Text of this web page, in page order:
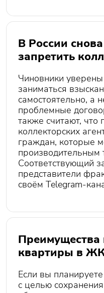
В России
запретить
Чиновники
заниматься
самостоятельно, а
проблемные
также считают, что
коллекторских
граждан, которые
производительным
Соответствующий
представители
своём Telegram-
Преимущества
квартиры в
Если вы
с целью